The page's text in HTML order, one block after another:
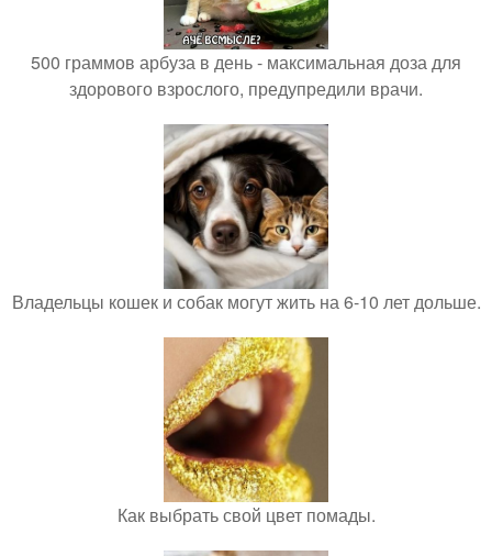
500 граммов арбуза в день - максимальная доза для
здорового взрослого, предупредили врачи.
Владельцы кошек и собак могут жить на 6-10 лет дольше.
Как выбрать свой цвет помады.